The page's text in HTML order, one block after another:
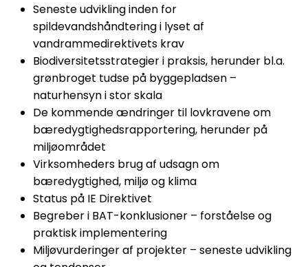
Seneste udvikling inden for
spildevandshåndtering i lyset af
vandrammedirektivets krav
Biodiversitetsstrategier i praksis, herunder bl.a.
grønbroget tudse på byggepladsen –
naturhensyn i stor skala
De kommende ændringer til lovkravene om
bæredygtighedsrapportering, herunder på
miljøområdet
Virksomheders brug af udsagn om
bæredygtighed, miljø og klima
Status på IE Direktivet
Begreber i BAT-konklusioner – forståelse og
praktisk implementering
Miljøvurderinger af projekter – seneste udvikling